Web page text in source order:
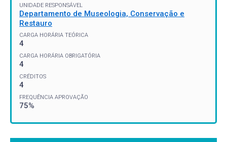
UNIDADE RESPONSÁVEL
Departamento de Museologia, Conservação e
Restauro
CARGA HORÁRIA TEÓRICA
4
CARGA HORÁRIA OBRIGATÓRIA
4
CRÉDITOS
4
FREQUÊNCIA APROVAÇÃO
75%